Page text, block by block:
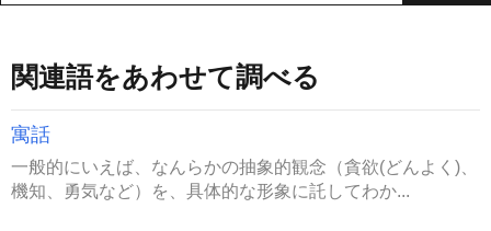
関連語をあわせて調べる
寓話
一般的にいえば、なんらかの抽象的観念（貪欲(どんよく)、
機知、勇気など）を、具体的な形象に託してわか...